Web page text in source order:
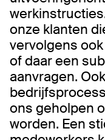
onze klanten
vervolgens
of daar een
aanvragen.
ons geholpen
worden. Een